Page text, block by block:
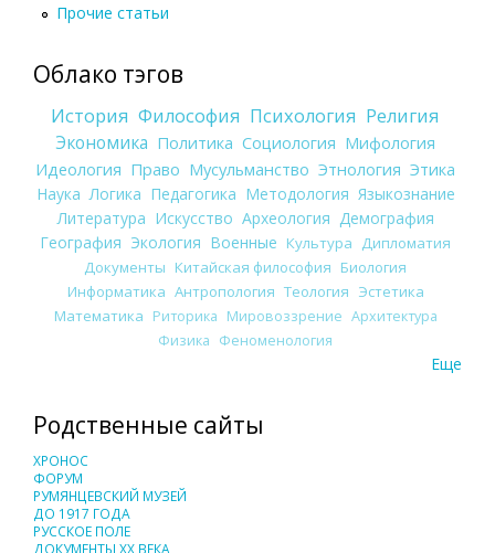
Прочие статьи
Облако тэгов
История Философия Психология Религия
Экономика Политика Социология Мифология
Идеология Право Мусульманство Этнология Этика
Наука Логика Педагогика Методология Языкознание
Литература Искусство Археология Демография
География Экология Военные Культура
Дипломатия
Документы Китайская философия Биология
Информатика Антропология Теология Эстетика
Математика Риторика Мировоззрение Архитектура
Физика Феноменология
Еще
Родственные сайты
ХРОНОС
ФОРУМ
РУМЯНЦЕВСКИЙ МУЗЕЙ
ДО 1917 ГОДА
РУССКОЕ ПОЛЕ
ДОКУМЕНТЫ XX ВЕКА